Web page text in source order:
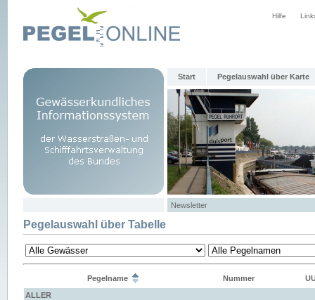
Hilfe
Start Pegelauswahl über Karte
Newsletter
Pegelauswahl über Tabelle
Pegelname Nummer
ALLER